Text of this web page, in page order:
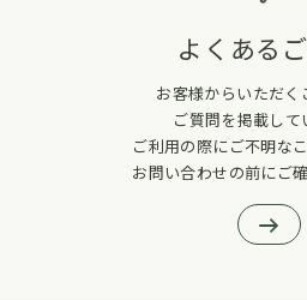
よくある
お客様からいただく
ご質問を掲載して
ご利用の際にご不明な
お問い合わせの前にご